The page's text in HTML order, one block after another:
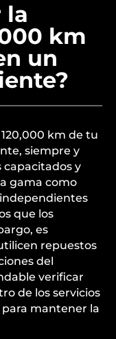
la
km
un
km de tu
siempre y
y
gama como
que los
es
repuestos
del
verificar
de los servicios
para mantener la